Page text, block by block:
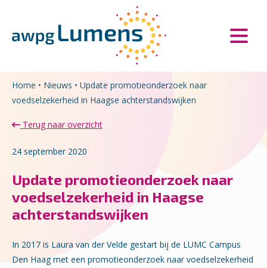
Home • Nieuws • Update promotieonderzoek naar
voedselzekerheid in Haagse achterstandswijken
Terug naar overzicht
24 september 2020
Update promotieonderzoek naar
voedselzekerheid in Haagse
achterstandswijken
In 2017 is Laura van der Velde gestart bij de LUMC Campus
Den Haag met een promotieonderzoek naar voedselzekerheid